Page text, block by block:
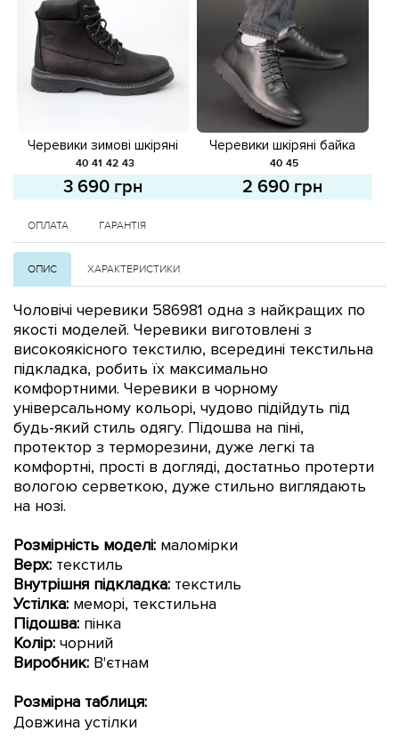
Черевики зимові шкіряні
хутро 584518 Чорні
40 41 42 43
3 690 грн
Черевики шкіряні байка
587108 Чорні
40 45
2 690 грн
ОПЛАТА ГАРАНТІЯ
ОПИС ХАРАКТЕРИСТИКИ
Чоловічі черевики 586981 одна з найкращих по
якості моделей. Черевики виготовлені з
високоякісного текстилю, всередині текстильна
підкладка, робить їх максимально
комфортними. Черевики в чорному
універсальному кольорі, чудово підійдуть під
будь-який стиль одягу. Підошва на піні,
протектор з терморезини, дуже легкі та
комфортні, прості в догляді, достатньо протерти
вологою серветкою, дуже стильно виглядають
на нозі.
Розмірність моделі: маломірки
Верх: текстиль
Внутрішня підкладка: текстиль
Устілка: меморі, текстильна
Підошва: пінка
Колір: чорний
Виробник: В'єтнам
Розмірна таблиця:
Довжина устілки